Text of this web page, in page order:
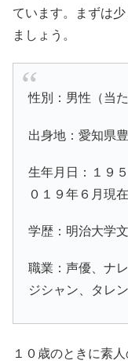
ています。まずは
ましょう。
性別：男性（当
出身地：愛知県
生年月日：１９
０１９年６月現在
学歴：明治大学
職業：声優、ナ
ジシャン、タレン
１０歳のときに素